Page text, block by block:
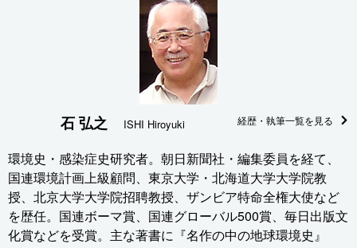
石 弘之 ISHI Hiroyuki 経歴・執筆一覧を見る
環境史・感染症史研究者。朝日新聞社・編集委員を経て、
国連環境計画上級顧問、東京大学・北海道大学大学院教
授、北京大学大学院招聘教授、ザンビア特命全権大使など
を歴任。国連ボーマ賞、国連グローバル500賞、毎日出版文
化賞などを受賞。主な著書に『名作の中の地球環境史』